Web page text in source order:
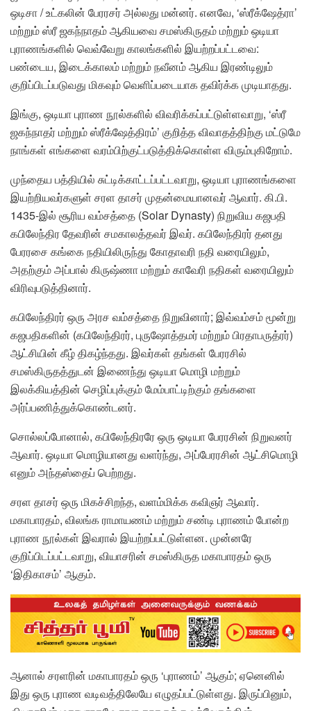
ஒடிசா / உட்கலின் பேரரசர் அல்லது மன்னர். எனவே, ‘ஸ்ரீக்ஷேத்ரா’
மற்றும் ஸ்ரீ ஜகந்நாதம் ஆகியவை சமஸ்கிருதம் மற்றும் ஒடியா
புராணங்களில் வெவ்வேறு காலங்களில் இயற்றப்பட்டவை:
பண்டைய, இடைக்காலம் மற்றும் நவீனம் ஆகிய இரண்டிலும்
குறிப்பிடப்படுவது மிகவும் வெளிப்படையாக தவிர்க்க முடியாதது.
இங்கு, ஒடியா புராண நூல்களில் விவரிக்கப்பட்டுள்ளவாறு, ‘ஸ்ரீ
ஜகந்நாதர் மற்றும் ஸ்ரீக்ஷேத்திரம்’ குறித்த விவாதத்திற்கு மட்டுமே
நாங்கள் எங்களை வரம்பிற்குட்படுத்திக்கொள்ள விரும்புகிறோம்.
முந்தைய பத்தியில் சுட்டிக்காட்டப்பட்டவாறு, ஒடியா புராணங்களை
இயற்றியவர்களுள் சரள தாசர் முதன்மையானவர் ஆவார். கி.பி.
1435-இல் சூரிய வம்சத்தை (Solar Dynasty) நிறுவிய கஜபதி
கபிலேந்திர தேவரின் சமகாலத்தவர் இவர். கபிலேந்திரர் தனது
பேரரசை கங்கை நதியிலிருந்து கோதாவரி நதி வரையிலும்,
அதற்கும் அப்பால் கிருஷ்ணா மற்றும் காவேரி நதிகள் வரையிலும்
விரிவுபடுத்தினார்.
கபிலேந்திரர் ஒரு அரச வம்சத்தை நிறுவினார்; இவ்வம்சம் மூன்று
கஜபதிகளின் (கபிலேந்திரர், புருஷோத்தமர் மற்றும் பிரதாபருத்ரர்)
ஆட்சியின் கீழ் திகழ்ந்தது. இவர்கள் தங்கள் பேரரசில்
சமஸ்கிருதத்துடன் இணைந்து ஒடியா மொழி மற்றும்
இலக்கியத்தின் செழிப்புக்கும் மேம்பாட்டிற்கும் தங்களை
அர்ப்பணித்துக்கொண்டனர்.
சொல்லப்போனால், கபிலேந்திரரே ஒரு ஒடியா பேரரசின் நிறுவனர்
ஆவார். ஒடியா மொழியானது வளர்ந்து, அப்பேரரசின் ஆட்சிமொழி
எனும் அந்தஸ்தைப் பெற்றது.
சரள தாசர் ஒரு மிகச்சிறந்த, வளம்மிக்க கவிஞர் ஆவார்.
மகாபாரதம், விலங்க ராமாயணம் மற்றும் சண்டி புராணம் போன்ற
புராண நூல்கள் இவரால் இயற்றப்பட்டுள்ளன. முன்னரே
குறிப்பிடப்பட்டவாறு, வியாசரின் சமஸ்கிருத மகாபாரதம் ஒரு
‘இதிகாசம்’ ஆகும்.
ஆனால் சரளரின் மகாபாரதம் ஒரு ‘புராணம்’ ஆகும்; ஏனெனில்
இது ஒரு புராண வடிவத்திலேயே எழுதப்பட்டுள்ளது. இருப்பினும்,